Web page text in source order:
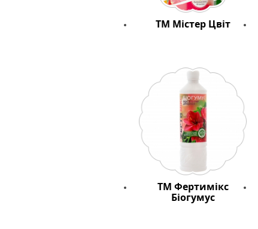
ТМ Містер Цвіт
ТМ Фертимікс
Біогумус